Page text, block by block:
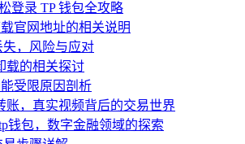
登录 TP 钱包全攻略
官网地址的相关说明
失，风险与应对
载的相关探讨
受限原因剖析
账，真实视频背后的交易世界
钱包，数字金融领域的探索